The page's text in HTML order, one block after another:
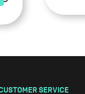
SERVICE